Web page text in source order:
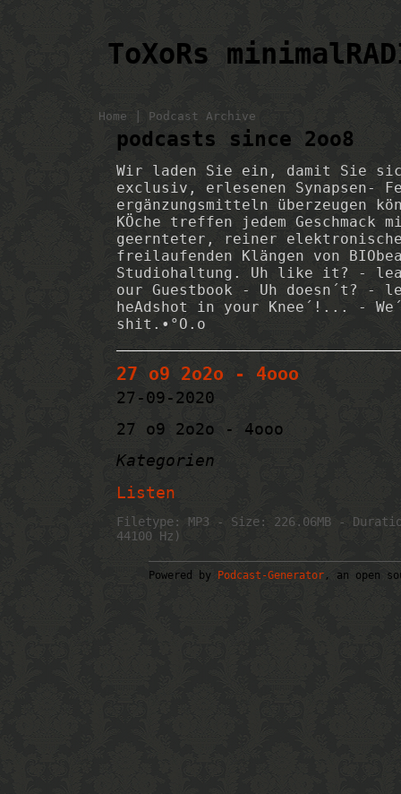
ToXoRs
Home Podcast Archive
podcasts since 2oo8
Wir laden Sie ein, damit Sie
exclusiv, erlesenen Synapsen-
ergänzungsmitteln überzeugen
KÖche treffen jedem Geschmack
geernteter, reiner
freilaufenden Klängen von
Studiohaltung. Uh like it? -
our Guestbook - Uh doesn´t? -
heAdshot in your Knee´!... -
shit.•°O.o
27 o9 2o2o - 4ooo
27-09-2020
27 o9 2o2o - 4ooo
Kategorien
Listen
Filetype: MP3 - Size: 226.06MB -
44100 Hz)
Powered by Podcast-Generator , an open